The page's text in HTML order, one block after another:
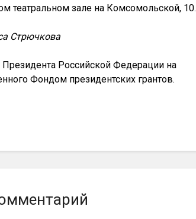
театральном зале на Комсомольской, 10.
Стрючкова
Президента Российской Федерации на
Фондом президентских грантов.